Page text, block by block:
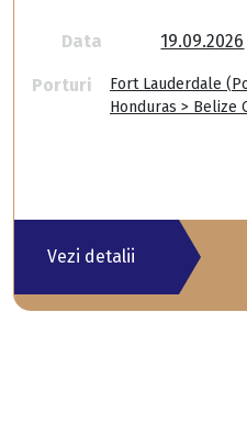
Data 19.09.2026
Porturi
Fort Lauderdale
Honduras > Belize
Vezi detalii